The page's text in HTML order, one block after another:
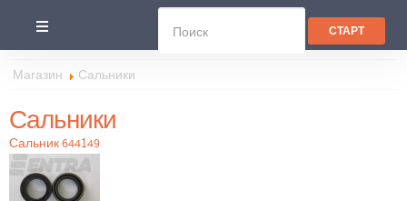
Магазин Сальники
Сальники
Сальник 644149